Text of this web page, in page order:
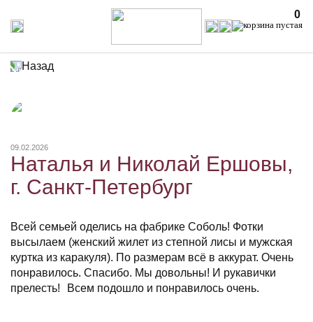
0
Назад
09.02.2026
Наталья и Николай Ершовы,
г. Санкт-Петербург
Всей семьей оделись на фабрике Соболь! Фотки
высылаем (женский жилет из степной лисы и мужская
куртка из каракуля). По размерам всё в аккурат. Очень
понравилось. Спасибо. Мы довольны! И рукавички
прелесть! Всем подошло и понравилось очень.